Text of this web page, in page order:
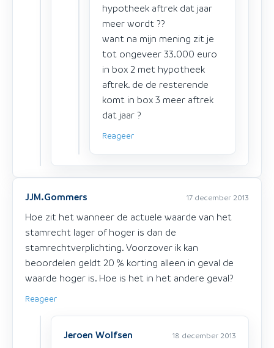
hypotheek aftrek dat jaar
meer wordt ??
want na mijn mening zit je
tot ongeveer 33.000 euro
in box 2 met hypotheek
aftrek. de de resterende
komt in box 3 meer aftrek
dat jaar ?
Reageer
JJM.Gommers 17 december 2013
Hoe zit het wanneer de actuele waarde van het
stamrecht lager of hoger is dan de
stamrechtverplichting. Voorzover ik kan
beoordelen geldt 20 % korting alleen in geval de
waarde hoger is. Hoe is het in het andere geval?
Reageer
Jeroen Wolfsen 18 december 2013